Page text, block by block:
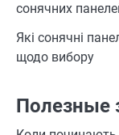
сонячних
Які сонячні
щодо вибору
Полезные